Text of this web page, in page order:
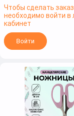
Чтобы сделать заказ
необходимо войти в
кабинет
Войти